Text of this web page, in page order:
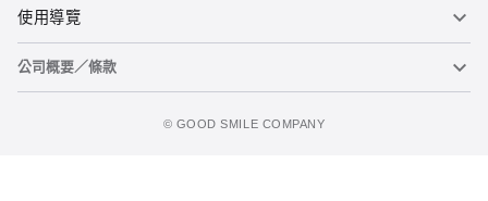
黏土人
黏土人臉部製造機（英文）
使用導覽
重要公告
公司概要／條款
©️ GOOD SMILE COMPANY